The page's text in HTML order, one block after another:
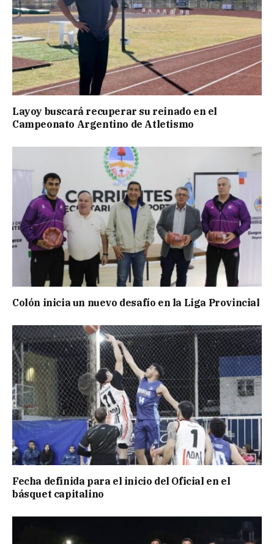
Layoy buscará recuperar su reinado en el
Campeonato Argentino de Atletismo
Colón inicia un nuevo desafío en la Liga Provincial
Fecha definida para el inicio del Oficial en el
básquet capitalino